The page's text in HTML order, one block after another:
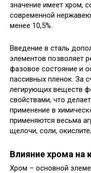
значение имеет хром,
современной
менее 10,5%.
Введение в сталь
элементов позволяет
фазовое состояние и
пассивных пленок. За
легирующих веществ
свойствами, что
применение в
применяются весьма
щелочи, соли,
Влияние хрома на
Хром – основной